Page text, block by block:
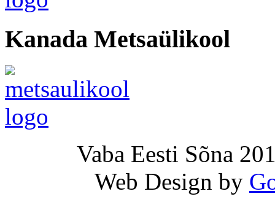
Kanada Metsaülikool
Vaba Eesti Sõna
Web Design by